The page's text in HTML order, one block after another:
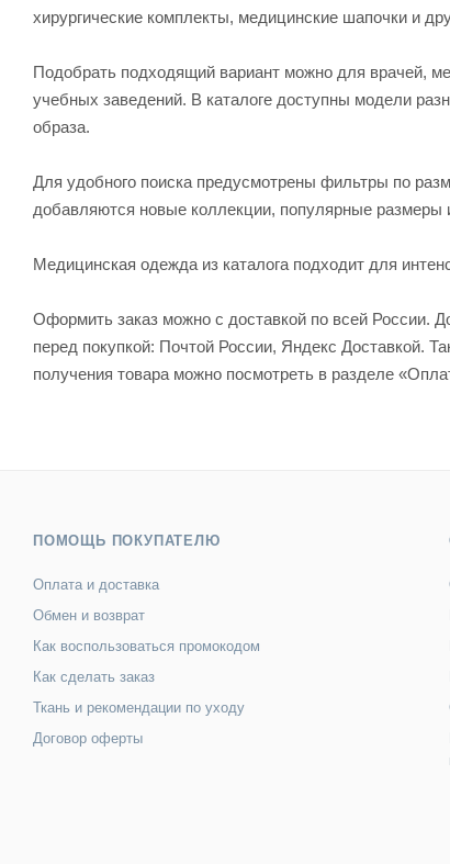
хирургические комплекты, медицинские шапочки и
Подобрать подходящий вариант можно для врачей,
учебных заведений. В каталоге доступны модели
образа.
Для удобного поиска предусмотрены фильтры по
добавляются новые коллекции, популярные размеры
Медицинская одежда из каталога подходит для
Оформить заказ можно с доставкой по всей России.
перед покупкой: Почтой России, Яндекс Доставкой.
получения товара можно посмотреть в разделе
ПОМОЩЬ ПОКУПАТЕЛЮ
Оплата и доставка
Обмен и возврат
Как воспользоваться промокодом
Как сделать заказ
Ткань и рекомендации по уходу
Договор оферты